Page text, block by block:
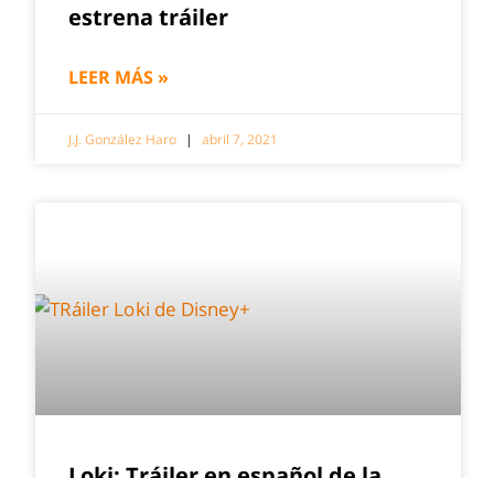
estrena tráiler
LEER MÁS »
J.J. González Haro abril 7, 2021